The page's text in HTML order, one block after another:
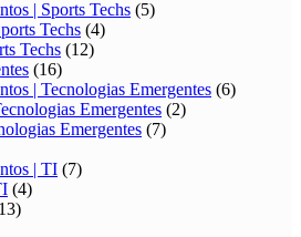
| Sports Techs (5)
Techs (4)
Techs (12)
(16)
| Tecnologias Emergentes (6)
Emergentes (2)
Emergentes (7)
| TI (7)
(4)